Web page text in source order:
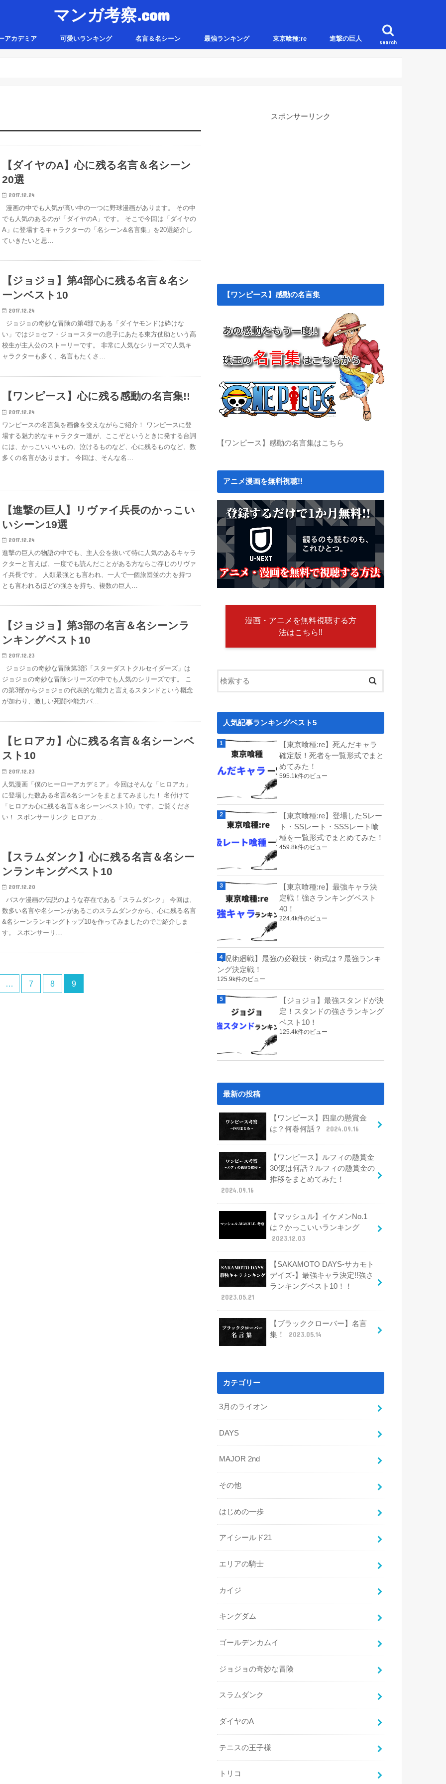
マンガ考察.com
search
アカデミア 可愛いランキング 名言＆名シーン 最強ランキング 東京喰種:re 進撃の巨人
【ダイヤのA】心に残る名言＆名シーン
20選
2017.12.24
漫画の中でも人気が高い中の一つに野球漫画があります。 その中
でも人気のあるのが「ダイヤのA」です。 そこで今回は「ダイヤの
A」に登場するキャラクターの「名シーン&名言集」を20選紹介し
ていきたいと思…
【ジョジョ】第4部心に残る名言＆名シ
ーンベスト10
2017.12.24
ジョジョの奇妙な冒険の第4部である「ダイヤモンドは砕けな
い」ではジョセフ・ジョースターの息子にあたる東方仗助という高
校生が主人公のストーリーです。 非常に人気なシリーズで人気キ
ャラクターも多く、名言もたくさ…
【ワンピース】心に残る感動の名言集!!
2017.12.24
ワンピースの名言集を画像を交えながらご紹介！ ワンピースに登
場する魅力的なキャラクター達が、ここぞというときに発する台詞
には、かっこいいいもの、泣けるものなど、心に残るものなど、数
多くの名言があります。 今回は、そんな名…
【進撃の巨人】リヴァイ兵長のかっこい
いシーン19選
2017.12.24
進撃の巨人の物語の中でも、主人公を抜いて特に人気のあるキャラ
クターと言えば、一度でも読んだことがある方ならご存じのリヴァ
イ兵長です。 人類最強とも言われ、一人で一個旅団並の力を持つ
とも言われるほどの強さを持ち、複数の巨人…
【ジョジョ】第3部の名言＆名シーンラ
ンキングベスト10
2017.12.23
ジョジョの奇妙な冒険第3部「スターダストクルセイダーズ」は
ジョジョの奇妙な冒険シリーズの中でも人気のシリーズです。 こ
の第3部からジョジョの代表的な能力と言えるスタンドという概念
が加わり、激しい死闘や能力バ…
【ヒロアカ】心に残る名言＆名シーンベ
スト10
2017.12.23
人気漫画「僕のヒーローアカデミア」 今回はそんな「ヒロアカ」
に登場した数ある名言&名シーンをまとまてみました！ 名付けて
「ヒロアカ心に残る名言＆名シーンベスト10」です。ご覧くださ
い！ スポンサーリンク ヒロアカ…
【スラムダンク】心に残る名言＆名シー
ンランキングベスト10
2017.12.20
バスケ漫画の伝説のような存在である「スラムダンク」 今回は、
数多い名言や名シーンがあるこのスラムダンクから、心に残る名言
&名シーンランキングトップ10を作ってみましたのでご紹介しま
す。 スポンサーリ…
… 7 8 9
スポンサーリンク
【ワンピース】感動の名言集
【ワンピース】感動の名言集はこちら
アニメ漫画を無料視聴!!
漫画・アニメを無料視聴する方
法はこちら!!
人気記事ランキングベスト5
【東京喰種:re】死んだキャラ
確定版！死者を一覧形式でまと
めてみた！
595.1k件のビュー
【東京喰種:re】登場したSレー
ト・SSレート・SSSレート喰
種を一覧形式でまとめてみた！
459.8k件のビュー
【東京喰種:re】最強キャラ決
定戦！強さランキングベスト
40！
224.4k件のビュー
【呪術廻戦】最強の必殺技・術式は？最強ランキ
ング決定戦！
125.9k件のビュー
【ジョジョ】最強スタンドが決
定！スタンドの強さランキング
ベスト10！
125.4k件のビュー
最新の投稿
【ワンピース】四皇の懸賞金
は？何巻何話？
2024.09.16
【ワンピース】ルフィの懸賞金
30億は何話？ルフィの懸賞金の
推移をまとめてみた！
2024.09.16
【マッシュル】イケメンNo.1
は？かっこいいランキング
2023.12.03
【SAKAMOTO DAYS-サカモト
デイズ-】最強キャラ決定!!強さ
ランキングベスト10！！
2023.05.21
【ブラッククローバー】名言
集！
2023.05.14
カテゴリー
3月のライオン
DAYS
MAJOR 2nd
その他
はじめの一歩
アイシールド21
エリアの騎士
カイジ
キングダム
ゴールデンカムイ
ジョジョの奇妙な冒険
スラムダンク
ダイヤのA
テニスの王子様
トリコ